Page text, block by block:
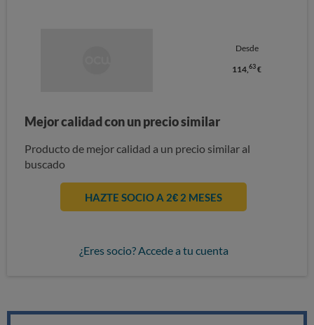
Desde
114,63 €
Mejor calidad con un precio similar
Producto de mejor calidad a un precio similar al
buscado
HAZTE SOCIO A 2€ 2 MESES
¿Eres socio? Accede a tu cuenta